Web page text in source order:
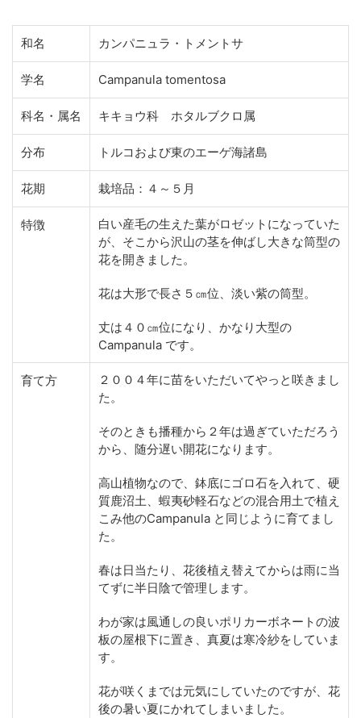
和名 カンパニュラ・トメントサ
学名 Campanula tomentosa
科名・属名 キキョウ科 ホタルブクロ属
分布 トルコおよび東のエーゲ海諸島
花期 栽培品：４～５月
特徴
白い産毛の生えた葉がロゼットになっていた
が、そこから沢山の茎を伸ばし大きな筒型の
花を開きました。
花は大形で長さ５㎝位、淡い紫の筒型。
丈は４０㎝位になり、かなり大型の
Campanula です。
育て方
２００４年に苗をいただいてやっと咲きまし
た。
そのときも播種から２年は過ぎていただろう
から、随分遅い開花になります。
高山植物なので、鉢底にゴロ石を入れて、硬
質鹿沼土、蝦夷砂軽石などの混合用土で植え
こみ他のCampanula と同じように育てまし
た。
春は日当たり、花後植え替えてからは雨に当
てずに半日陰で管理します。
わが家は風通しの良いポリカーボネートの波
板の屋根下に置き、真夏は寒冷紗をしていま
す。
花が咲くまでは元気にしていたのですが、花
後の暑い夏にかれてしまいました。